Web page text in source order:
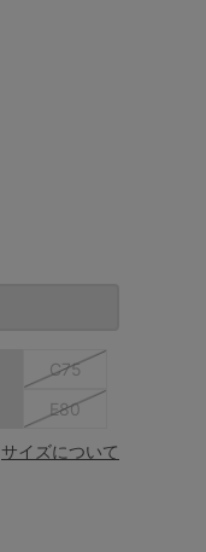
C75
E80
サイズについて